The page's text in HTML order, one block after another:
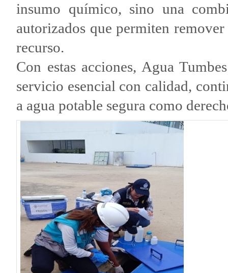
insumo químico, sino una
autorizados que permiten
recurso.
Con estas acciones, Agua
servicio esencial con calidad,
a agua potable segura como